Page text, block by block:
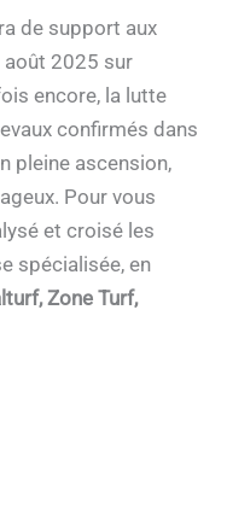
de support aux
août 2025 sur
encore, la lutte
confirmés dans
pleine ascension,
Pour vous
et croisé les
spécialisée, en
Zone Turf,